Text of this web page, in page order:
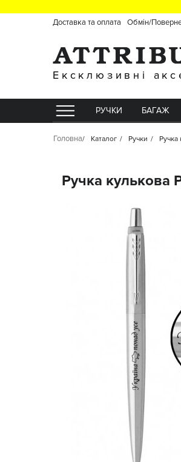
Доставка та оплата Обмін/
Ексклюзивні
РУЧКИ БАГАЖ
Головна Каталог Ручки Ручка
Ручка кулькова